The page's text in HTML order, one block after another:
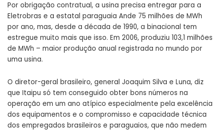
Por obrigação contratual, a usina precisa entregar para a
Eletrobras e a estatal paraguaia Ande 75 milhões de MWh
por ano, mas, desde a década de 1990, a binacional tem
estregue muito mais que isso. Em 2006, produziu 103,1 milhões
de MWh – maior produção anual registrada no mundo por
uma usina.
O diretor-geral brasileiro, general Joaquim Silva e Luna, diz
que Itaipu só tem conseguido obter bons números na
operação em um ano atípico especialmente pela excelência
dos equipamentos e o compromisso e capacidade técnica
dos empregados brasileiros e paraguaios, que não medem